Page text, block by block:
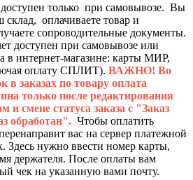
только при самовывозе. Вы
склад, оплачиваете товар и
сопроводительные документы.
доступен при самовывозе или
в интернет-магазине: карты МИР,
оплату СПЛИТ). ВАЖНО! Во
в заказах по товару оплата
только после редактирования
и смене статуса заказа с "Заказ
обработан". Чтобы оплатить
вас на сервер платежной
Здесь нужно ввести номер карты,
держателя. После оплаты вам
чек на указанную вами почту.